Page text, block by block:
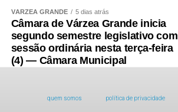
VÁRZEA GRANDE 5 dias atrás
Câmara de Várzea Grande inicia
segundo semestre legislativo com
sessão ordinária nesta terça-feira
(4) — Câmara Municipal
quem somos política de privacidade